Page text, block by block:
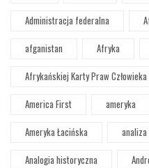
Administracja federalna
afganistan
Afryka
Afrykańskiej Karty Praw Człowieka
America First
ameryka
Ameryka Łacińska
analiza
Analogia historyczna